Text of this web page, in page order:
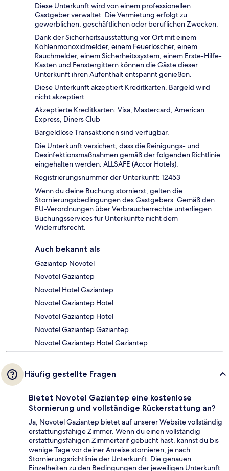
Diese Unterkunft wird von einem professionellen
Gastgeber verwaltet. Die Vermietung erfolgt zu
gewerblichen, geschäftlichen oder beruflichen Zwecken.
Dank der Sicherheitsausstattung vor Ort mit einem
Kohlenmonoxidmelder, einem Feuerlöscher, einem
Rauchmelder, einem Sicherheitssystem, einem Erste-Hilfe-
Kasten und Fenstergittern können die Gäste dieser
Unterkunft ihren Aufenthalt entspannt genießen.
Diese Unterkunft akzeptiert Kreditkarten. Bargeld wird
nicht akzeptiert.
Akzeptierte Kreditkarten: Visa, Mastercard, American
Express, Diners Club
Bargeldlose Transaktionen sind verfügbar.
Die Unterkunft versichert, dass die Reinigungs- und
Desinfektionsmaßnahmen gemäß der folgenden Richtlinie
eingehalten werden: ALLSAFE (Accor Hotels).
Registrierungsnummer der Unterkunft: 12453
Wenn du deine Buchung stornierst, gelten die
Stornierungsbedingungen des Gastgebers. Gemäß den
EU-Verordnungen über Verbraucherrechte unterliegen
Buchungsservices für Unterkünfte nicht dem
Widerrufsrecht.
Auch bekannt als
Gaziantep Novotel
Novotel Gaziantep
Novotel Hotel Gaziantep
Novotel Gaziantep Hotel
Novotel Gaziantep Hotel
Novotel Gaziantep Gaziantep
Novotel Gaziantep Hotel Gaziantep
Häufig gestellte Fragen
Bietet Novotel Gaziantep eine kostenlose
Stornierung und vollständige Rückerstattung an?
Ja, Novotel Gaziantep bietet auf unserer Website vollständig
erstattungsfähige Zimmer. Wenn du einen vollständig
erstattungsfähigen Zimmertarif gebucht hast, kannst du bis
wenige Tage vor deiner Anreise stornieren, je nach
Stornierungsrichtlinie der Unterkunft. Die genauen
Einzelheiten zu den Bedingungen der jeweiligen Unterkunft